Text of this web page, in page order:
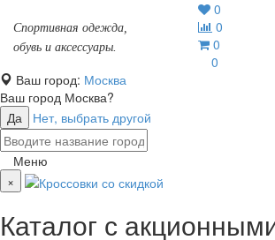
Спортивная одежда,
обувь и аксессуары.
0
0
0
0
Ваш город: Москва
Ваш город Москва?
Да
Нет, выбрать другой
Меню
×
Каталог с